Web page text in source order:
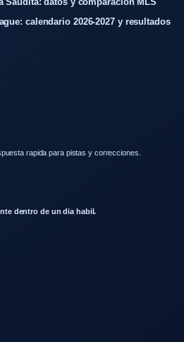
calendario 2026-2027 y resultados
rapida para pistas y correcciones.
dentro de un dia habil.